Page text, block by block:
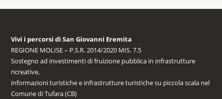
Vivi i percorsi di San Giovanni Eremita
REGIONE MOLISE – P.S.R. 2014/2020 MIS. 7.5
Sostegno ad investimenti di fruizione pubblica in infrastrutture
ricreative,
informazioni turistiche e infrastrutture turistiche su piccola scala nel
Comune di Tufara (CB)